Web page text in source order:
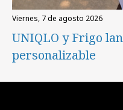
viernes, 7 de agosto 2026
UNIQLO y Frigo
personalizable